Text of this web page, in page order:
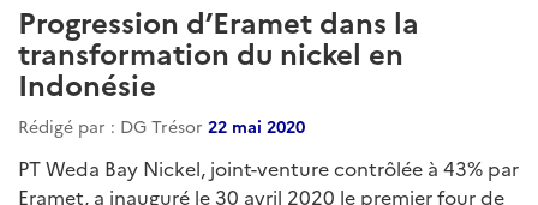
Progression d’Eramet dans la
transformation du nickel en
Indonésie
Rédigé par : DG Trésor 22 mai 2020
PT Weda Bay Nickel, joint-venture contrôlée à 43% par
Eramet, a inauguré le 30 avril 2020 le premier four de